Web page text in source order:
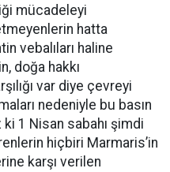
mücadeleyi
hatta
vebalıları haline
doğa hakkı
var diye çevreyi
nedeniyle bu basın
ki 1 Nisan sabahı şimdi
hiçbiri Marmaris’in
karşı verilen